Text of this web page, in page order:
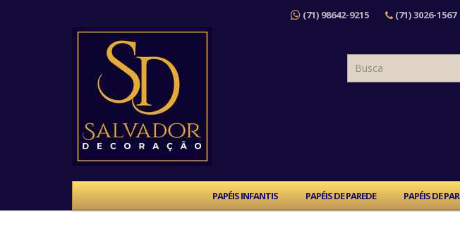
(71) 98642-9215 (71) 3026-1567
PAPÉIS INFANTIS PAPÉIS DE PAREDE PAPÉIS DE